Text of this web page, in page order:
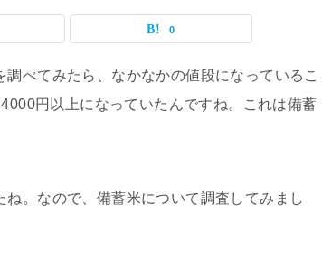
0
べてみたら、なかなかの値段になっているこ
円以上になっていたんですね。これは備蓄
。なので、備蓄米について調査してみまし